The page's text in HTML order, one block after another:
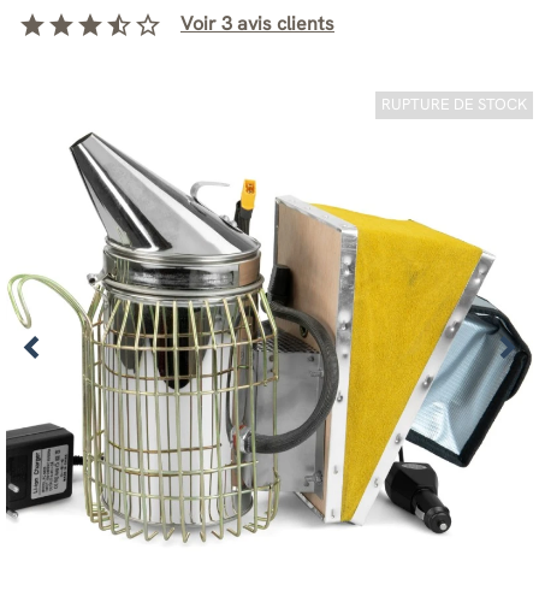
starstarstarstar_halfstar_border Voir 3 avis clients
RUPTURE DE STOCK